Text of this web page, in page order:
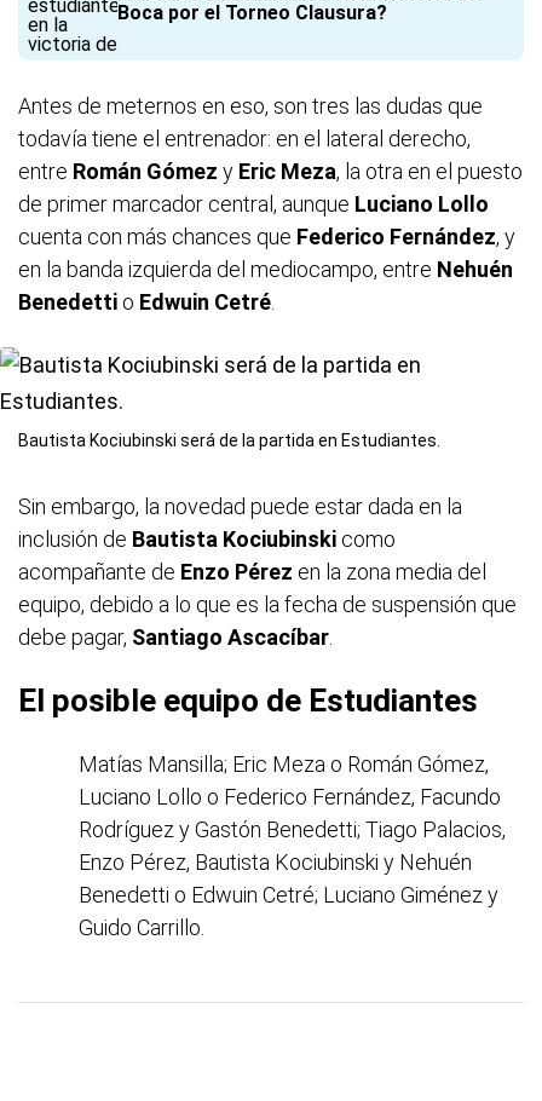
Boca por el Torneo Clausura?
Antes de meternos en eso, son tres las dudas que
todavía tiene el entrenador: en el lateral derecho,
entre Román Gómez y Eric Meza, la otra en el puesto
de primer marcador central, aunque Luciano Lollo
cuenta con más chances que Federico Fernández, y
en la banda izquierda del mediocampo, entre Nehuén
Benedetti o Edwuin Cetré
Bautista Kociubinski será de la partida en Estudiantes.
Sin embargo, la novedad puede estar dada en la
inclusión de Bautista Kociubinski como
acompañante de Enzo Pérez en la zona media del
equipo, debido a lo que es la fecha de suspensión que
debe pagar, Santiago Ascacíbar
El posible equipo de Estudiantes
Matías Mansilla; Eric Meza o Román Gómez,
Luciano Lollo o Federico Fernández, Facundo
Rodríguez y Gastón Benedetti; Tiago Palacios,
Enzo Pérez, Bautista Kociubinski y Nehuén
Benedetti o Edwuin Cetré; Luciano Giménez y
Guido Carrillo.